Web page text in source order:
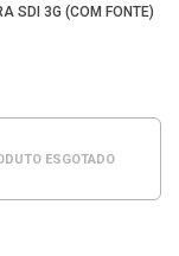
SDI 3G (COM FONTE)
ESGOTADO